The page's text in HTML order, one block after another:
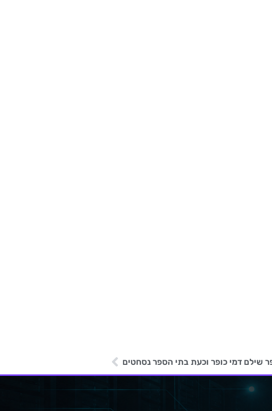
שילם דמי כופר וכעת בתי הספר נסחטים